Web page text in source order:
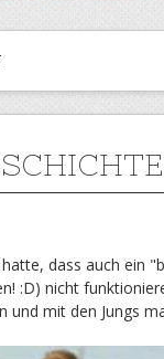
dass auch ein
:D) nicht
und mit den Jungs